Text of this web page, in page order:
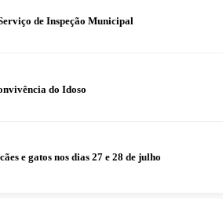
de Inspeção Municipal
do Idoso
e gatos nos dias 27 e 28 de julho